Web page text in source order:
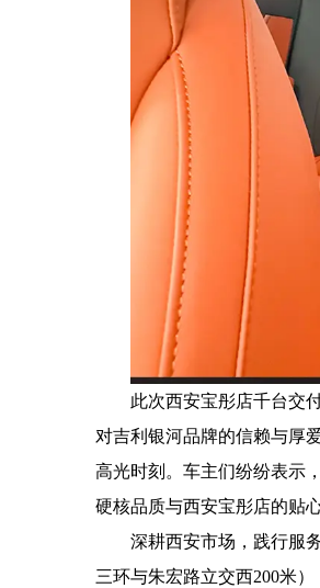
此次西安宝彤店千台交
对吉利银河品牌的信赖与厚
高光时刻。车主们纷纷表示
硬核品质与西安宝彤店的贴
深耕西安市场，践行服
三环与朱宏路立交西200米